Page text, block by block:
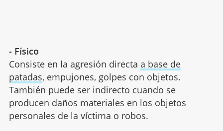
- Físico
Consiste en la agresión directa a base de
patadas, empujones, golpes con objetos.
También puede ser indirecto cuando se
producen daños materiales en los objetos
personales de la víctima o robos.